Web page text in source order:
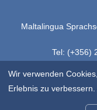
Maltalingua
Tel: (+356)
Wir verwenden
Erlebnis zu